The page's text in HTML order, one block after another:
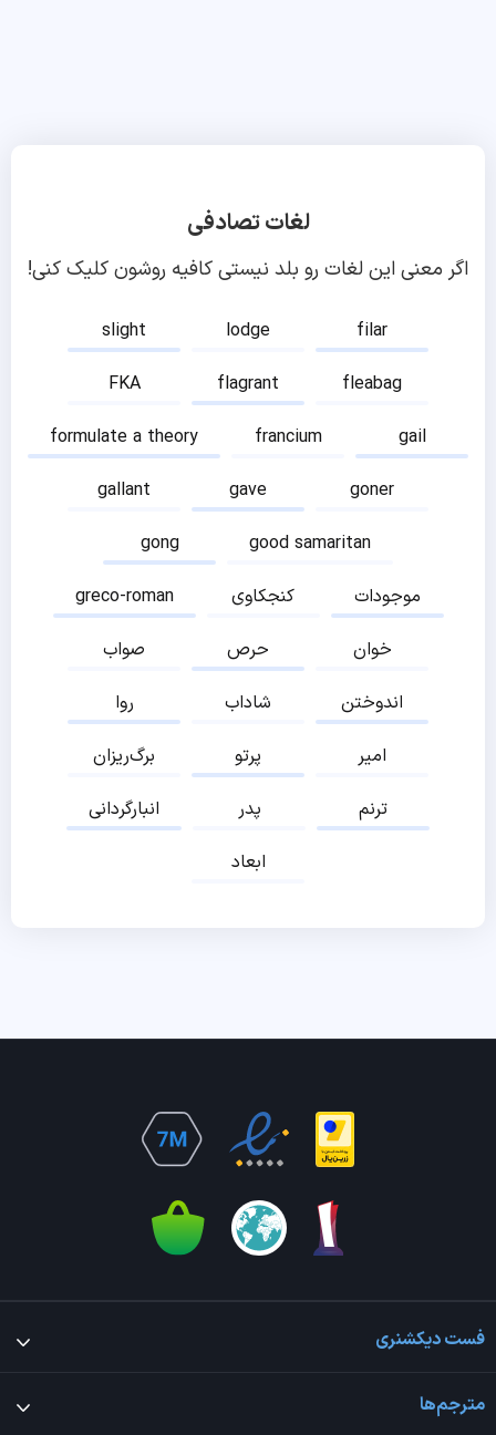
لغات تصادفی
اگر معنی این لغات رو بلد نیستی کافیه روشون کلیک کنی!
slight lodge
filar
FKA
flagrant
fleabag
formulate a theory
francium
gail
gallant
gave
goner
gong
good samaritan
greco-roman
کنجکاوی
موجودات
صواب
حرص
خوان
روا
شاداب
اندوختن
برگ‌ریزان
پرتو
امیر
انبارگردانی
پدر
ترنم
ابعاد
فست دیکشنری
مترجم‌ها